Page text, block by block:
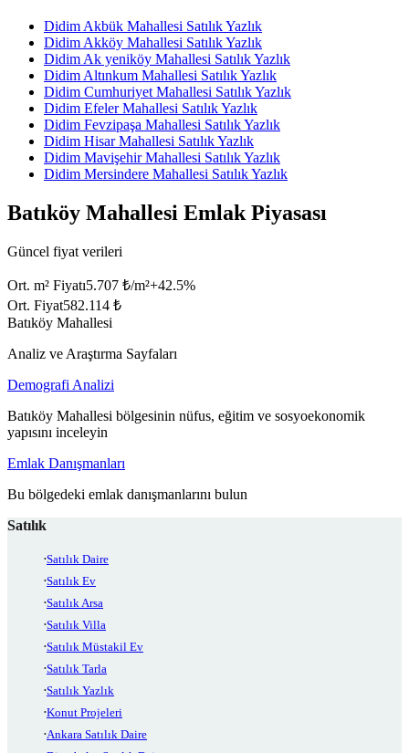
Didim Akbük Mahallesi Satılık Yazlık
Didim Akköy Mahallesi Satılık Yazlık
Didim Ak yeniköy Mahallesi Satılık Yazlık
Didim Altınkum Mahallesi Satılık Yazlık
Didim Cumhuriyet Mahallesi Satılık Yazlık
Didim Efeler Mahallesi Satılık Yazlık
Didim Fevzipaşa Mahallesi Satılık Yazlık
Didim Hisar Mahallesi Satılık Yazlık
Didim Mavişehir Mahallesi Satılık Yazlık
Didim Mersindere Mahallesi Satılık Yazlık
Batıköy Mahallesi Emlak Piyasası
Güncel fiyat verileri
Ort. m² Fiyatı5.707 ₺/m²+42.5%
Ort. Fiyat582.114 ₺
Batıköy Mahallesi
Analiz ve Araştırma Sayfaları
Demografi Analizi
Batıköy Mahallesi bölgesinin nüfus, eğitim ve sosyoekonomik
yapısını inceleyin
Emlak Danışmanları
Bu bölgedeki emlak danışmanlarını bulun
Satılık
Satılık Daire
Satılık Ev
Satılık Arsa
Satılık Villa
Satılık Müstakil Ev
Satılık Tarla
Satılık Yazlık
Konut Projeleri
Ankara Satılık Daire